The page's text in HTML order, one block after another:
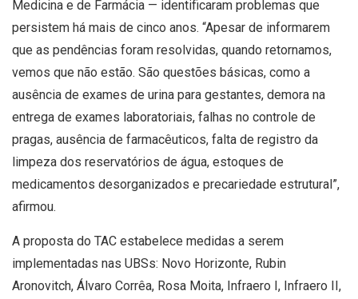
Medicina e de Farmácia — identificaram problemas que
persistem há mais de cinco anos. “Apesar de informarem
que as pendências foram resolvidas, quando retornamos,
vemos que não estão. São questões básicas, como a
ausência de exames de urina para gestantes, demora na
entrega de exames laboratoriais, falhas no controle de
pragas, ausência de farmacêuticos, falta de registro da
limpeza dos reservatórios de água, estoques de
medicamentos desorganizados e precariedade estrutural”,
afirmou.
A proposta do TAC estabelece medidas a serem
implementadas nas UBSs: Novo Horizonte, Rubin
Aronovitch, Álvaro Corrêa, Rosa Moita, Infraero I, Infraero II,